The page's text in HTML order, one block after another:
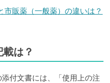
市販薬（一般薬）の違いは？
は？
付文書には、「使用上の注